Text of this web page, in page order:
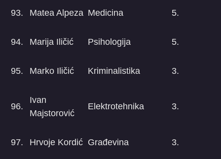
93. Matea Alpeza Medicina 5.
94. Marija Iličić Psihologija 5.
95. Marko Iličić Kriminalistika 3.
96.
Ivan
Majstorović
Elektrotehnika 3.
97. Hrvoje Kordić Građevina 3.